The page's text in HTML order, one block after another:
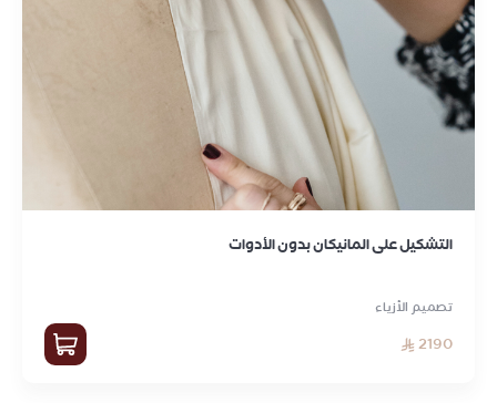
التشكيل على المانيكان بدون الأدوات
تصميم الأزياء
2190